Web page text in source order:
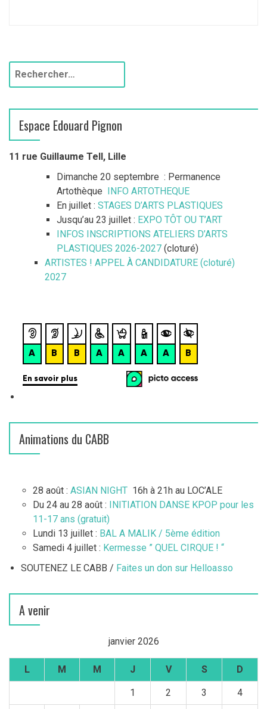
h
r
c
Espace Edouard Pignon
11 rue Guillaume Tell, Lille
Dimanche 20 septembre : Permanence
Artothèque INFO ARTOTHEQUE
En juillet : STAGES D’ARTS PLASTIQUES
Jusqu’au 23 juillet : EXPO TÔT OU T’ART
INFOS INSCRIPTIONS ATELIERS D’ARTS
PLASTIQUES 2026-2027 (cloturé)
ARTISTES ! APPEL À CANDIDATURE (cloturé)
2027
Animations du CABB
28 août : ASIAN NIGHT 16h à 21h au LOC’ALE
Du 24 au 28 août : INITIATION DANSE KPOP pour les
11-17 ans (gratuit)
Lundi 13 juillet : BAL A MALIK / 5ème édition
Samedi 4 juillet : Kermesse ” QUEL CIRQUE ! “
SOUTENEZ LE CABB / Faites un don sur Helloasso
A venir
janvier 2026
L M M J V S D
1 2 3 4